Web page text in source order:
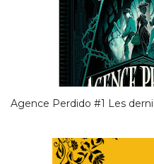
Agence Perdido #1 Les